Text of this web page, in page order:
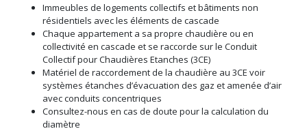
Immeubles de logements collectifs et bâtiments non
résidentiels avec les éléments de cascade
Chaque appartement a sa propre chaudière ou en
collectivité en cascade et se raccorde sur le Conduit
Collectif pour Chaudières Etanches (3CE)
Matériel de raccordement de la chaudière au 3CE voir
systèmes étanches d’évacuation des gaz et amenée d’air
avec conduits concentriques
Consultez-nous en cas de doute pour la calculation du
diamètre